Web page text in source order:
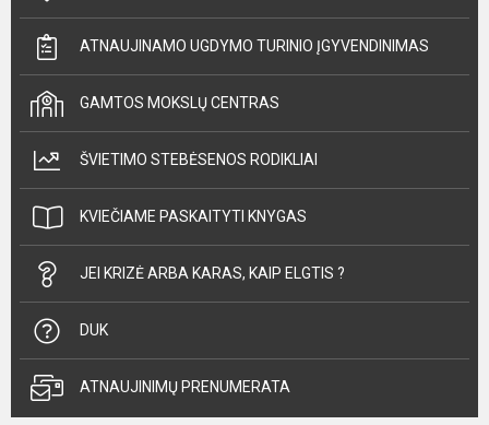
ATNAUJINAMO UGDYMO TURINIO ĮGYVENDINIMAS
GAMTOS MOKSLŲ CENTRAS
ŠVIETIMO STEBĖSENOS RODIKLIAI
KVIEČIAME PASKAITYTI KNYGAS
JEI KRIZĖ ARBA KARAS, KAIP ELGTIS ?
DUK
ATNAUJINIMŲ PRENUMERATA